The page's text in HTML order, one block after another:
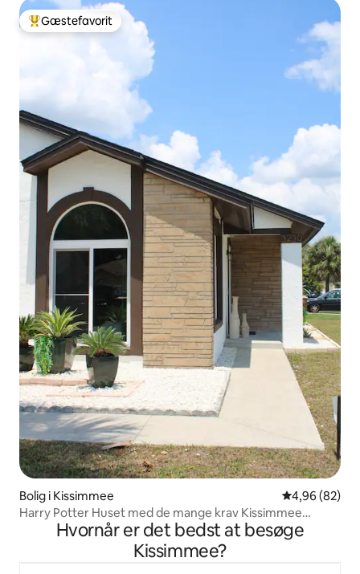
Bedste gæstefavorit
Gæstefavorit
Bolig i Kissimmee 4,96 ud af 5 i
4,96 (82)
Harry Potter Huset med de mange krav Kissimmee
OrlandoHvornår er det bedst at besøge
Kissimmee?